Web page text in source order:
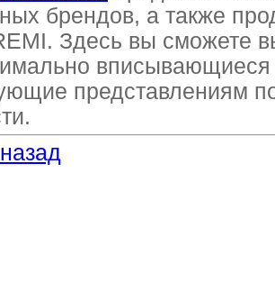
брендов, а также
Здесь вы сможете
представлениям